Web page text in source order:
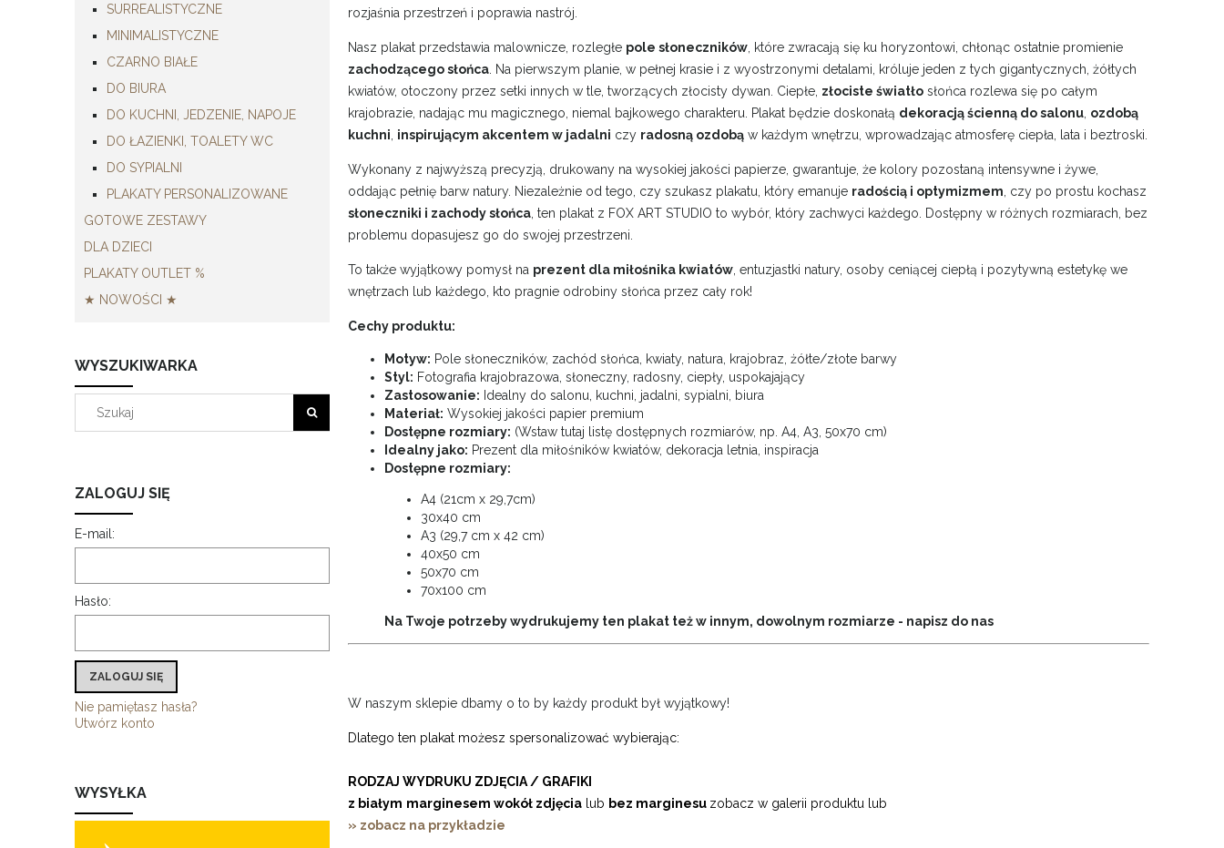
SURREALISTYCZNE
MINIMALISTYCZNE
CZARNO BIAŁE
DO BIURA
DO KUCHNI, JEDZENIE, NAPOJE
DO ŁAZIENKI, TOALETY WC
DO SYPIALNI
PLAKATY PERSONALIZOWANE
GOTOWE ZESTAWY
DLA DZIECI
PLAKATY OUTLET %
★ NOWOŚCI ★
WYSZUKIWARKA
ZALOGUJ SIĘ
E-mail:
Hasło:
ZALOGUJ SIĘ
Nie pamiętasz hasła?
Utwórz konto
WYSYŁKA
rozjaśnia przestrzeń i poprawia nastrój.
Nasz plakat przedstawia malownicze, rozległe pole słoneczników, które zwracają się ku horyzontowi, chłonąc ostatnie promienie
zachodzącego słońca. Na pierwszym planie, w pełnej krasie i z wyostrzonymi detalami, króluje jeden z tych gigantycznych, żółtych
kwiatów, otoczony przez setki innych w tle, tworzących złocisty dywan. Ciepłe, złociste światło słońca rozlewa się po całym
krajobrazie, nadając mu magicznego, niemal bajkowego charakteru. Plakat będzie doskonałą dekoracją ścienną do salonu, ozdobą
kuchni, inspirującym akcentem w jadalni czy radosną ozdobą w każdym wnętrzu, wprowadzając atmosferę ciepła, lata i beztroski.
Wykonany z najwyższą precyzją, drukowany na wysokiej jakości papierze, gwarantuje, że kolory pozostaną intensywne i żywe,
oddając pełnię barw natury. Niezależnie od tego, czy szukasz plakatu, który emanuje radością i optymizmem, czy po prostu kochasz
słoneczniki i zachody słońca, ten plakat z FOX ART STUDIO to wybór, który zachwyci każdego. Dostępny w różnych rozmiarach, bez
problemu dopasujesz go do swojej przestrzeni.
To także wyjątkowy pomysł na prezent dla miłośnika kwiatów, entuzjastki natury, osoby ceniącej ciepłą i pozytywną estetykę we
wnętrzach lub każdego, kto pragnie odrobiny słońca przez cały rok!
Cechy produktu:
Motyw: Pole słoneczników, zachód słońca, kwiaty, natura, krajobraz, żółte/złote barwy
Styl: Fotografia krajobrazowa, słoneczny, radosny, ciepły, uspokajający
Zastosowanie: Idealny do salonu, kuchni, jadalni, sypialni, biura
Materiał: Wysokiej jakości papier premium
Dostępne rozmiary: (Wstaw tutaj listę dostępnych rozmiarów, np. A4, A3, 50x70 cm)
Idealny jako: Prezent dla miłośników kwiatów, dekoracja letnia, inspiracja
Dostępne rozmiary:
A4 (21cm x 29,7cm)
30x40 cm
A3 (29,7 cm x 42 cm)
40x50 cm
50x70 cm
70x100 cm
Na Twoje potrzeby wydrukujemy ten plakat też w innym, dowolnym rozmiarze - napisz do nas
W naszym sklepie dbamy o to by każdy produkt był wyjątkowy!
Dlatego ten plakat możesz spersonalizować wybierając:
RODZAJ WYDRUKU ZDJĘCIA / GRAFIKI
z białym marginesem wokół zdjęcia lub bez marginesu zobacz w galerii produktu lub
» zobacz na przykładzie